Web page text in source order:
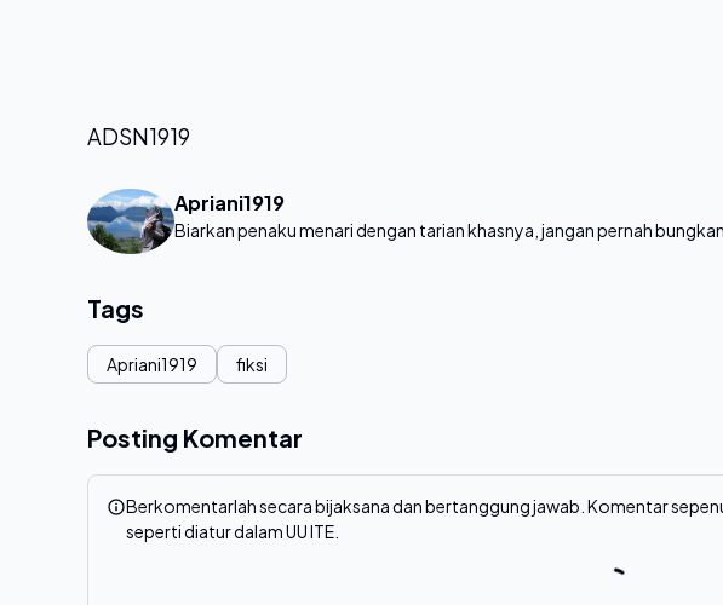
ADSN1919
Apriani1919
Biarkan penaku menari dengan tarian khasnya, jangan pernah
Tags
Apriani1919 fiksi
Posting Komentar
Berkomentarlah secara bijaksana dan bertanggung jawab. Komentar
seperti diatur dalam UU ITE.